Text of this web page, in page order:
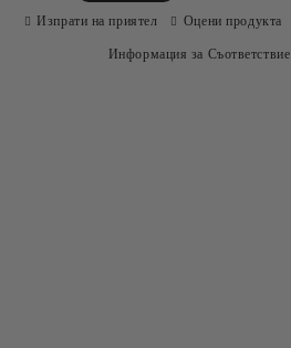
Изпрати на приятел Оцени продукта
Информация за Съответствие